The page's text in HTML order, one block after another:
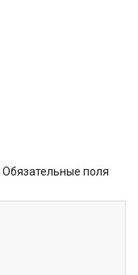
Обязательные поля